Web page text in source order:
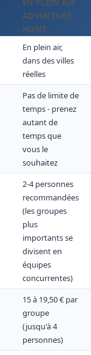
EN PLEIN AIR
ADVENTURE
HUNT
En plein air,
dans des villes
réelles
Pas de limite de
temps - prenez
autant de
temps que
vous le
souhaitez
2-4 personnes
recommandées
(les groupes
plus
importants se
divisent en
équipes
concurrentes)
15 à 19,50 € par
groupe
(jusqu'à 4
personnes)